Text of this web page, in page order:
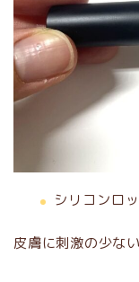
シリコンロ
皮膚に刺激の少な